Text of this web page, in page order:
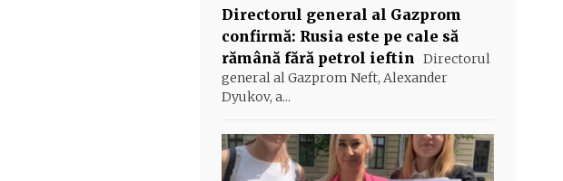
Directorul general al Gazprom
confirmă: Rusia este pe cale să
rămână fără petrol ieftin Directorul
general al Gazprom Neft, Alexander
Dyukov, a...